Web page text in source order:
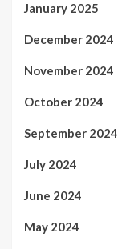
January 2025
December 2024
November 2024
October 2024
September 2024
July 2024
June 2024
May 2024